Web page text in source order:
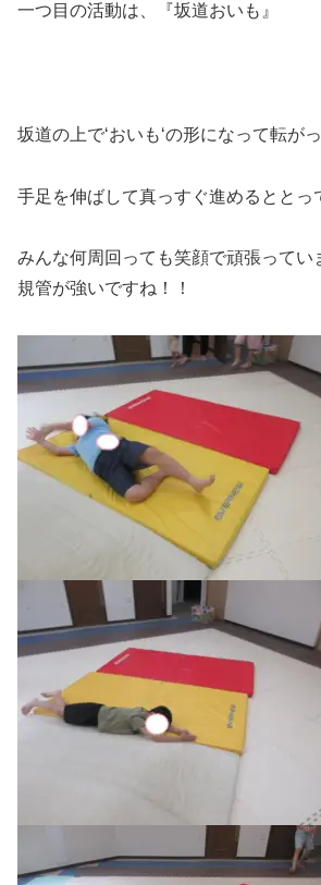
一つ目の活動は、『坂道おいも』
坂道の上で‘おいも‘の形になって転が
手足を伸ばして真っすぐ進めるととっ
みんな何周回っても笑顔で頑張ってい
規管が強いですね！！